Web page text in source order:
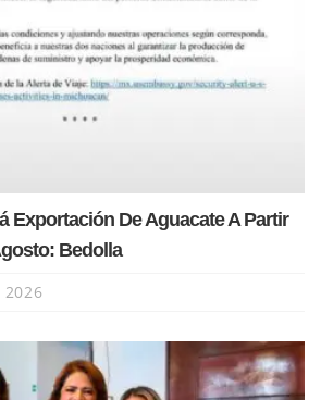
Exportación De Aguacate A Partir
Bedolla
2026